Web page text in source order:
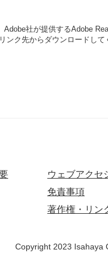
社が提供するAdobe
ク先からダウンロードして
ウェブアクセ
免責事項
著作権・リン
Copyright 2023 Isahaya